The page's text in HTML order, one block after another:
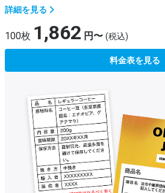
詳細を見る
100枚 1,862 円〜 (税込)
料金表を見る